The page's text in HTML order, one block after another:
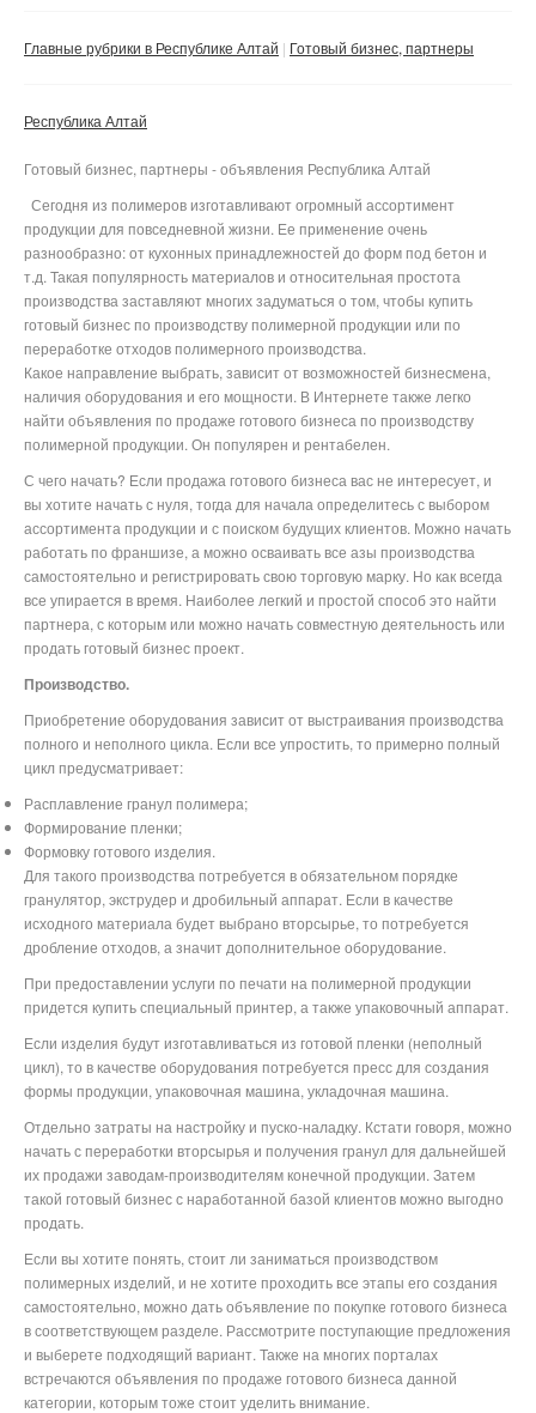
Главные рубрики в Республике Алтай Готовый бизнес, партнеры
Республика Алтай
Готовый бизнес, партнеры - объявления Республика Алтай
Сегодня из полимеров изготавливают огромный ассортимент
продукции для повседневной жизни. Ее применение очень
разнообразно: от кухонных принадлежностей до форм под бетон и
т.д. Такая популярность материалов и относительная простота
производства заставляют многих задуматься о том, чтобы купить
готовый бизнес по производству полимерной продукции или по
переработке отходов полимерного производства.
Какое направление выбрать, зависит от возможностей бизнесмена,
наличия оборудования и его мощности. В Интернете также легко
найти объявления по продаже готового бизнеса по производству
полимерной продукции. Он популярен и рентабелен.
С чего начать? Если продажа готового бизнеса вас не интересует, и
вы хотите начать с нуля, тогда для начала определитесь с выбором
ассортимента продукции и с поиском будущих клиентов. Можно начать
работать по франшизе, а можно осваивать все азы производства
самостоятельно и регистрировать свою торговую марку. Но как всегда
все упирается в время. Наиболее легкий и простой способ это найти
партнера, с которым или можно начать совместную деятельность или
продать готовый бизнес проект.
Производство.
Приобретение оборудования зависит от выстраивания производства
полного и неполного цикла. Если все упростить, то примерно полный
цикл предусматривает:
Расплавление гранул полимера;
Формирование пленки;
Формовку готового изделия.
Для такого производства потребуется в обязательном порядке
гранулятор, экструдер и дробильный аппарат. Если в качестве
исходного материала будет выбрано вторсырье, то потребуется
дробление отходов, а значит дополнительное оборудование.
При предоставлении услуги по печати на полимерной продукции
придется купить специальный принтер, а также упаковочный аппарат.
Если изделия будут изготавливаться из готовой пленки (неполный
цикл), то в качестве оборудования потребуется пресс для создания
формы продукции, упаковочная машина, укладочная машина.
Отдельно затраты на настройку и пуско-наладку. Кстати говоря, можно
начать с переработки вторсырья и получения гранул для дальнейшей
их продажи заводам-производителям конечной продукции. Затем
такой готовый бизнес с наработанной базой клиентов можно выгодно
продать.
Если вы хотите понять, стоит ли заниматься производством
полимерных изделий, и не хотите проходить все этапы его создания
самостоятельно, можно дать объявление по покупке готового бизнеса
в соответствующем разделе. Рассмотрите поступающие предложения
и выберете подходящий вариант. Также на многих порталах
встречаются объявления по продаже готового бизнеса данной
категории, которым тоже стоит уделить внимание.